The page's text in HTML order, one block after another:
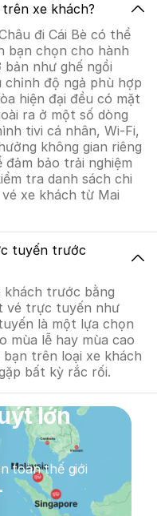
xe khách?
đi Cái Bè có thể
bạn chọn cho hành
như ghế ngồi
chỉnh độ ngả phù hợp
hiện đại đều có mặt
ra ở một số dòng
tivi cá nhân, Wi-Fi,
không gian riêng
bảo trải nghiệm
tra danh sách chi
xe khách từ Mai
tuyến trước
khách trước bằng
vé trực tuyến như
là một lựa chọn
mùa lễ hay mùa cao
bạn trên loại xe khách
bất kỳ rắc rối.
lớn
toàn thế giới